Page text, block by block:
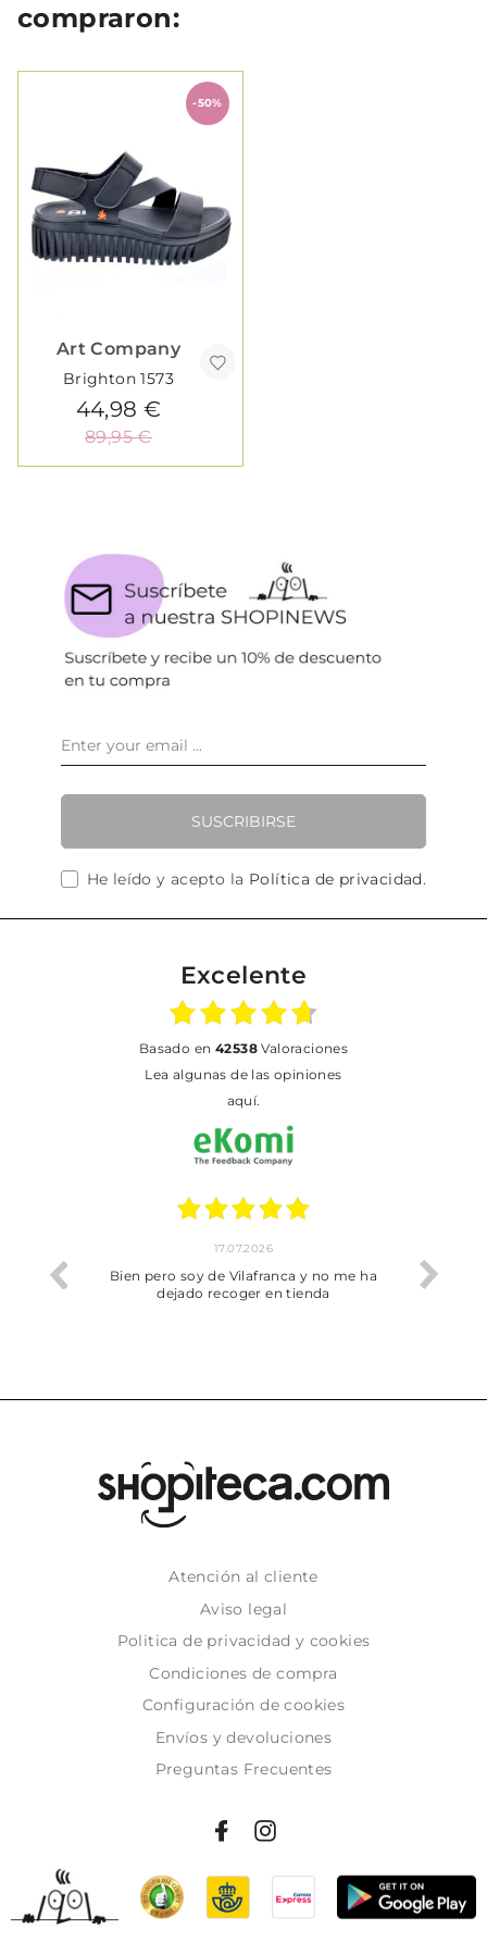
compraron:
-50%
Art Company
Brighton 1573
44,98 €
89,95 €
SUSCRIBIRSE
He leído y acepto la Política de privacidad.
Excelente
basado en 42538Valoraciones
Lea algunas de las opiniones
aquí.
trobat
17.07.2026
Bien pero soy de Vilafranca y no me ha
dejado recoger en tienda
Atención al cliente
Aviso legal
Politica de privacidad y cookies
Condiciones de compra
Configuración de cookies
Envíos y devoluciones
Preguntas Frecuentes